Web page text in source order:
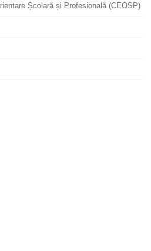
Școlară și Profesională (CEOSP)